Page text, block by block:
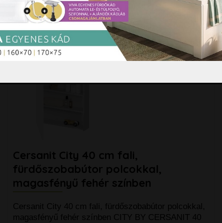
83.390 Ft darab Kosárba
Cersanit City 40 cm fali,
fürdőszobabútor polcokkal,
magasfényű fehér színben
Cersanit City 40 cm fali, fürdőszobabútor polcokkal,
magasfényű fehér színben CITY BY CERSANIT 40